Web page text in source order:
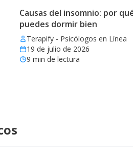
Causas del insomnio: por
puedes dormir bien
Terapify - Psicólogos en Línea
19 de julio de 2026
9 min de lectura